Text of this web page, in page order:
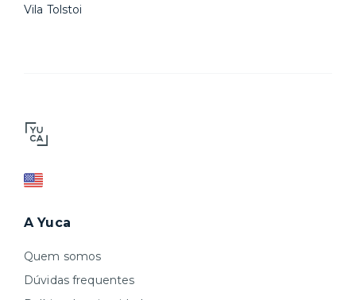
Vila Tolstoi
A Yuca
Quem somos
Dúvidas frequentes